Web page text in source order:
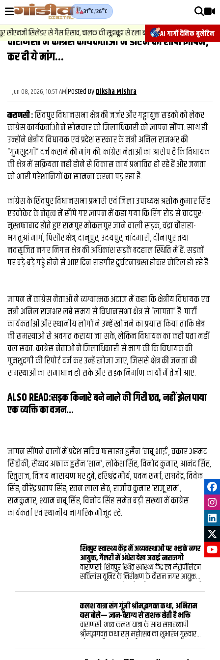
AI गार्गी दैनिक बुलेटिन
31°C/26°C
सिलेंडर से गैस रिसाव, चालक की सूझबूझ से टला बड़ा हादसा. 2.न्यूज़-
वीडियोज़
वाराणसी न्यूज़
राजनीति
फिल्मी
साहित्य
संस्कृति
ख़ान पान और जीवनशैली
फैक्ट चेक
व्यापार
मौसम
देश
वाराणसी में कांग्रेस कार्यकर्ताओं ने डीएम को साैंपा ज्ञापन,
कर दी ये मांग...
Jun 08, 2026, 10:57 AM|Posted ByDiksha Mishra
वाराणसी :शिवपुर विधानसभा क्षेत्र की जर्जर और गड्ढायुक्त सड़कों को लेकर
कांग्रेस कार्यकर्ताओं ने सोमवार को जिलाधिकारी को ज्ञापन सौंपा. साथ ही
उन्‍होंने क्षेत्रीय विधायक एवं प्रदेश सरकार के मंत्री अनिल राजभर की
“गुमशुदगी” दर्ज कराने की मांग की. कांग्रेस नेताओं का आरोप है कि विधायक
की क्षेत्र में सक्रियता नहीं होने से विकास कार्य प्रभावित हो रहे हैं और जनता
को भारी परेशानियों का सामना करना पड़ रहा है.
कांग्रेस के शिवपुर विधानसभा प्रभारी एवं जिला उपाध्यक्ष अशोक कुमार सिंह
एडवोकेट के नेतृत्व में सौंपे गए ज्ञापन में कहा गया कि रिंग रोड से चांदपुर-
मुस्तफाबाद होते हुए रामपुर मोकलपुर जाने वाली सड़क, चंद्रा चौराहा-
भगतुआं मार्ग, पिसौर क्षेत्र, दानूपुर, उदयपुर, चांदमारी, दीनापुर तथा
नवसृजित नगर निगम क्षेत्र की अधिकांश सड़कें बदहाल स्थिति में हैं. सड़कों
पर बड़े-बड़े गड्ढे होने से आए दिन राहगीर दुर्घटनाग्रस्त होकर चोटिल हो रहे हैं.
ज्ञापन में कांग्रेस नेताओं ने व्यंग्यात्मक अंदाज में कहा कि क्षेत्रीय विधायक एवं
मंत्री अनिल राजभर लंबे समय से विधानसभा क्षेत्र से “लापता” हैं. पार्टी
कार्यकर्ताओं और स्थानीय लोगों ने उन्हें खोजने का प्रयास किया ताकि क्षेत्र
की समस्याओं से अवगत कराया जा सके, लेकिन विधायक का कहीं पता नहीं
चल सका. कांग्रेस नेताओं ने जिलाधिकारी से मांग की कि विधायक की
गुमशुदगी की रिपोर्ट दर्ज कर उन्हें खोजा जाए, जिससे क्षेत्र की जनता की
समस्याओं का समाधान हो सके और सड़क निर्माण कार्यों में तेजी आए.
ALSO READ:सड़क किनारे बने नाले की गिरी छत, नहीं झेल पाया
एक व्यक्ति का वजन...
ज्ञापन सौंपने वालों में प्रदेश सचिव फसाहत हुसैन ‘बाबू भाई’, वकार अहमद
सिद्दीकी, सैय्यद अफाक हुसैन ‘शान’, लोकेश सिंह, विनोद कुमार, आनंद सिंह,
रितुराज, विजय नारायण धर दुबे, हरिश्चंद्र मौर्य, पवन शर्मा, राघवेंद्र, विवेक
सिंह, वीरेंद्र प्रताप सिंह, रतन लाल सेठ, राजीव कुमार ‘राजू राम’,
रामकुमार, श्याम बाबू सिंह, विनोद सिंह समेत बड़ी संख्या में कांग्रेस
कार्यकर्ता एवं स्थानीय नागरिक मौजूद रहे.
शिवपुर स्वास्थ्य केंद्र में अव्यवस्थाओं पर भड़के नगर
आयुक्त, गैलरी में अंधेरा देख जताई नाराजगी
वाराणसी: शिवपुर स्थित स्वास्थ्य केंद्र एवं मेट्रोपॉलिटन
सर्विलांस यूनिट के निरीक्षण के दौरान नगर आयुक्त
में प्रकाश व्यवस्था नहीं होने और डॉक्टरों के चेंबरों के
बाहर किसी प्रकार का सूचना बोर्ड न होने पर उन्होंने
अधिकारियों को फटकार लगाते हुए तत्काल सुधार के
निर्देश दिए।गुरुवार को किए गए औचक निरीक्षण में
नगर आयुक्त ने पाया कि निर्माण कार्य पूरा होने के
बावजूद स्वास्थ्य केंद्र में बुनियादी सुविधाएं अधूरी हैं।
उन्होंने गैलरी में पर्याप्त लाइटें लगाने और सभी चेंबरों
कलश यात्रा संग गूंजी श्रीमद्भागवत कथा, अभिराम
दास बोले— ज्ञान-वैराग्य से सशक्त होती है भक्ति
वाराणसी: भव्य कलश यात्रा के साथ सप्ताहव्यापी
श्रीमद्भागवत कथा रस महोत्सव का शुभारंभ गुरुवार
अगस्त तक आयोजित इस धार्मिक आयोजन के पहले